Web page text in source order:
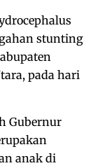
stunting
pada hari
Gubernur
anak di